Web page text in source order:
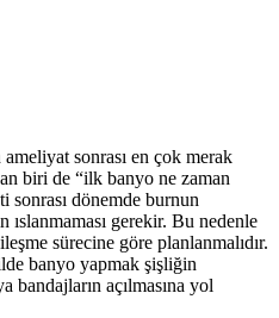
sonrası en çok merak
biri de “ilk banyo ne zaman
sonrası dönemde burnun
ıslanmaması gerekir. Bu nedenle
sürecine göre planlanmalıdır.
banyo yapmak şişliğin
bandajların açılmasına yol